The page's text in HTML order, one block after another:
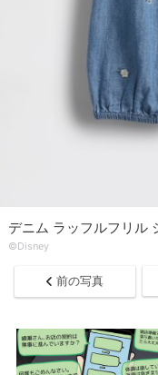
デニム ラッフルフリル
©Disney
前の写真